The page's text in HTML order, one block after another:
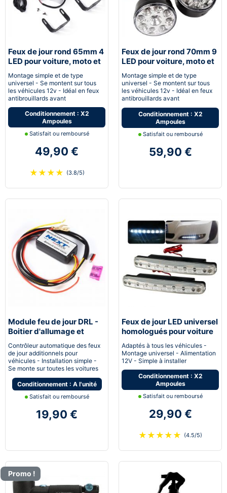
Feux de jour rond 65mm 4
LED pour voiture, moto et
Montage simple et de type
universel - Se montent sur tous
les véhicules 12v - Idéal en feux
antibrouillards avant
Conditionnement : X2
Ampoules
Satisfait ou remboursé
49,90 €
★ ★ ★ ★ (3.8/5)
Feux de jour rond 70mm 9
LED pour voiture, moto et
Montage simple et de type
universel - Se montent sur tous
les véhicules 12v - Idéal en feux
antibrouillards avant
Conditionnement : X2
Ampoules
Satisfait ou remboursé
59,90 €
Module feu de jour DRL -
Boitier d'allumage et
extinction automatique
pour feux de jour Led
Contrôleur automatique des feux
de jour additionnels pour
véhicules - Installation simple -
Se monte sur toutes les voitures
Conditionnement : A l'unité
Satisfait ou remboursé
19,90 €
Feux de jour LED universel
homologués pour voiture
moto quad
Adaptés à tous les véhicules -
Montage universel - Alimentation
12V - Simple à installer
Conditionnement : X2
Ampoules
Satisfait ou remboursé
29,90 €
★ ★ ★ ★ ★ (4.5/5)
Promo !